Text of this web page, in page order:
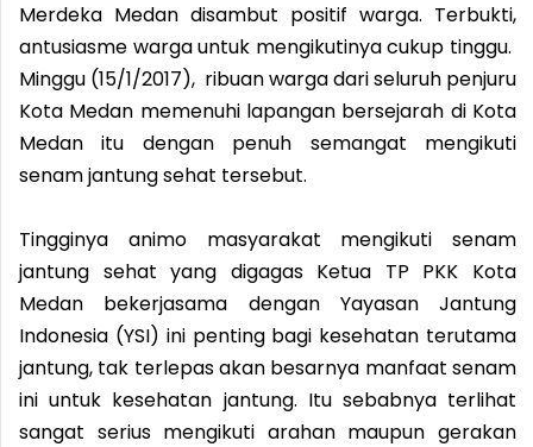
Merdeka Medan disambut positif warga. Terbukti,
antusiasme warga untuk mengikutinya cukup tinggu.
Minggu (15/1/2017), ribuan warga dari seluruh penjuru
Kota Medan memenuhi lapangan bersejarah di Kota
Medan itu dengan penuh semangat mengikuti
senam jantung sehat tersebut.
Tingginya animo masyarakat mengikuti senam
jantung sehat yang digagas Ketua TP PKK Kota
Medan bekerjasama dengan Yayasan Jantung
Indonesia (YSI) ini penting bagi kesehatan terutama
jantung, tak terlepas akan besarnya manfaat senam
ini untuk kesehatan jantung. Itu sebabnya terlihat
sangat serius mengikuti arahan maupun gerakan